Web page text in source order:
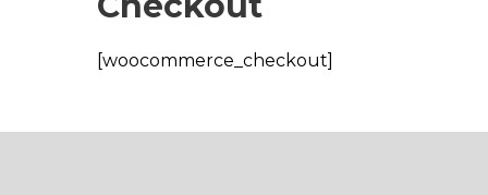
[woocommerce_checkout]